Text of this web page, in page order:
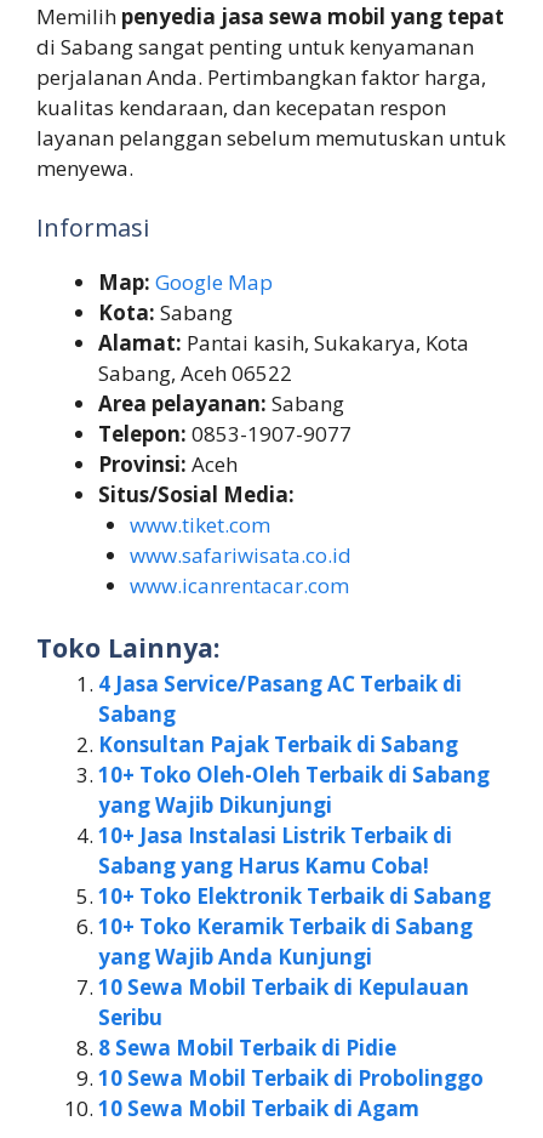
Memilih penyedia jasa sewa mobil yang tepat
di Sabang sangat penting untuk kenyamanan
perjalanan Anda. Pertimbangkan faktor harga,
kualitas kendaraan, dan kecepatan respon
layanan pelanggan sebelum memutuskan untuk
menyewa.
Informasi
Map: Google Map
Kota: Sabang
Alamat: Pantai kasih, Sukakarya, Kota
Sabang, Aceh 06522
Area pelayanan: Sabang
Telepon: 0853-1907-9077
Provinsi: Aceh
Situs/Sosial Media:
www.tiket.com
www.safariwisata.co.id
www.icanrentacar.com
Toko Lainnya:
4 Jasa Service/Pasang AC Terbaik di
Sabang
Konsultan Pajak Terbaik di Sabang
10+ Toko Oleh-Oleh Terbaik di Sabang
yang Wajib Dikunjungi
10+ Jasa Instalasi Listrik Terbaik di
Sabang yang Harus Kamu Coba!
10+ Toko Elektronik Terbaik di Sabang
10+ Toko Keramik Terbaik di Sabang
yang Wajib Anda Kunjungi
10 Sewa Mobil Terbaik di Kepulauan
Seribu
8 Sewa Mobil Terbaik di Pidie
10 Sewa Mobil Terbaik di Probolinggo
10 Sewa Mobil Terbaik di Agam